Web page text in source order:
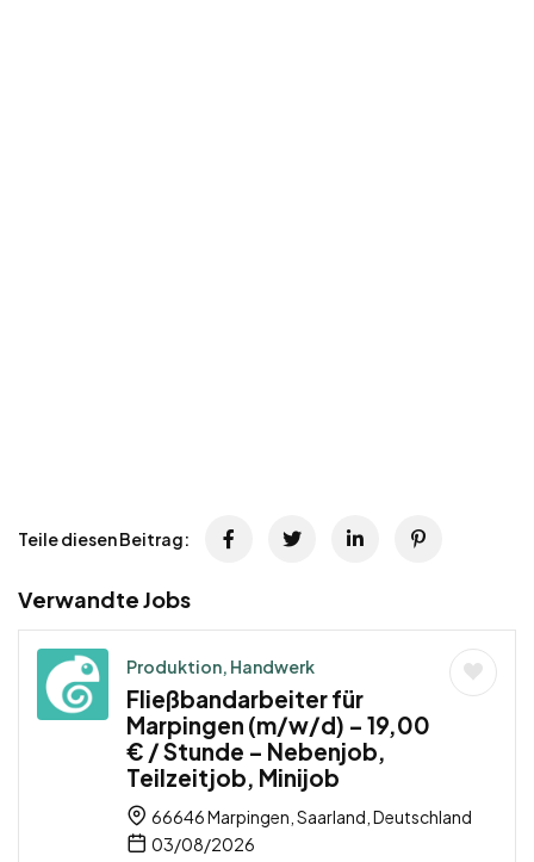
Teile diesen Beitrag:
Verwandte Jobs
Produktion, Handwerk
Fließbandarbeiter für
Marpingen (m/w/d) – 19,00
€ / Stunde – Nebenjob,
Teilzeitjob, Minijob
66646 Marpingen, Saarland, Deutschland
03/08/2026